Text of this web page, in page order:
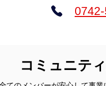
コミュニテ